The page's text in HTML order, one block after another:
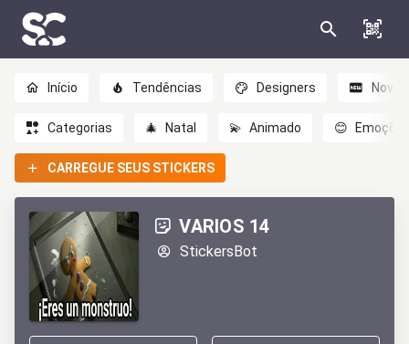
Início Tendências Designers Novo
Categorias 🎄 Natal 💫 Animado 😊
CARREGUE SEUS STICKERS
VARIOS 14
StickersBot